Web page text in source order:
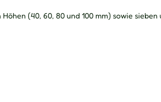
(40, 60, 80 und 100 mm) sowie